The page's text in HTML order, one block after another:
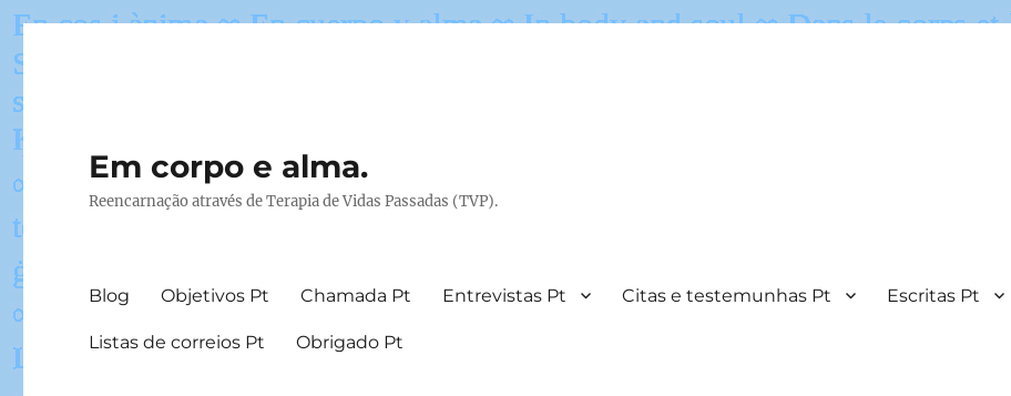
Em corpo e alma.
Reencarnação através de Terapia de Vidas Passadas (TVP).
Blog Objetivos Pt Chamada Pt Entrevistas Pt Citas e testemunhas Pt Escritas Pt
Listas de correios Pt Obrigado Pt